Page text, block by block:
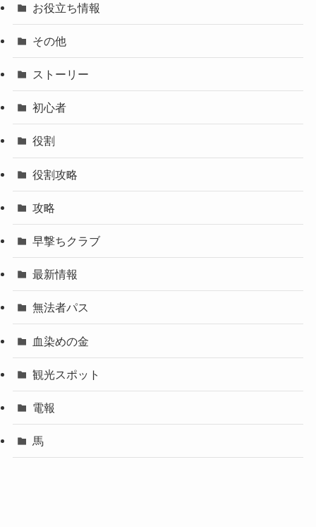
お役立ち情報
その他
ストーリー
初心者
役割
役割攻略
攻略
早撃ちクラブ
最新情報
無法者パス
血染めの金
観光スポット
電報
馬